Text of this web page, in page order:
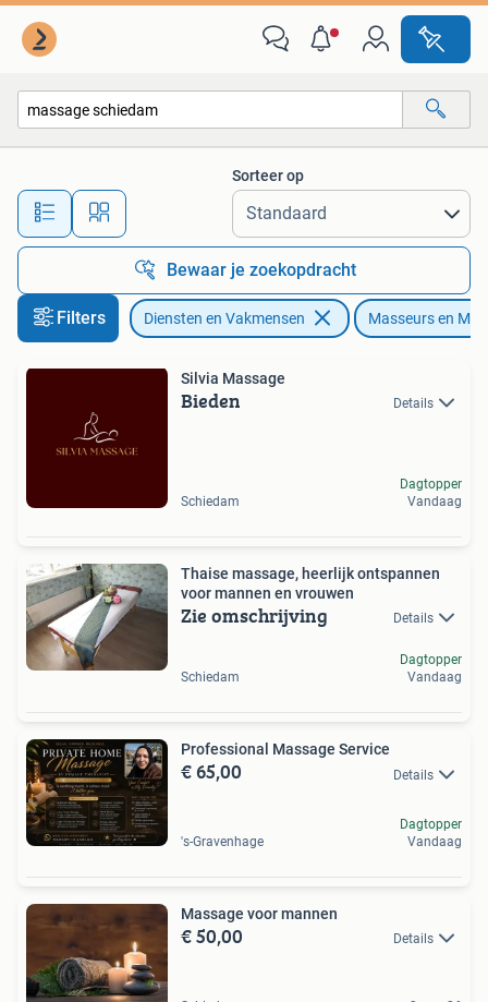
Alle afstanden…
Sorteer op
Bewaar je zoekopdracht
Filters Diensten en Vakmensen Masseurs en
Silvia Massage
Bieden Details
Schiedam
Dagtopper
Vandaag
Thaise massage, heerlijk ontspannen
voor mannen en vrouwen
Zie omschrijving Details
Schiedam
Dagtopper
Vandaag
Professional Massage Service
€ 65,00 Details
's-Gravenhage
Dagtopper
Vandaag
Massage voor mannen
€ 50,00 Details